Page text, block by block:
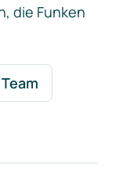
die Funken